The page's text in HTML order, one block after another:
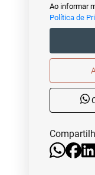
Ao informar
Política de